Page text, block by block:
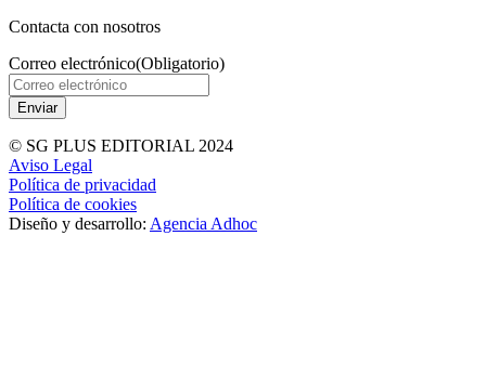
Contacta con nosotros
Correo electrónico(Obligatorio)
© SG PLUS EDITORIAL 2024
Aviso Legal
Política de privacidad
Política de cookies
Diseño y desarrollo: Agencia Adhoc